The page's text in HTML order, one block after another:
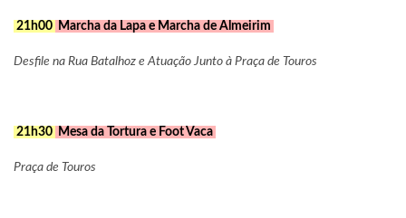
21h00 Marcha da Lapa e Marcha de Almeirim
Desfile na Rua Batalhoz e Atuação Junto à Praça de Touros
21h30 Mesa da Tortura e Foot Vaca
Praça de Touros